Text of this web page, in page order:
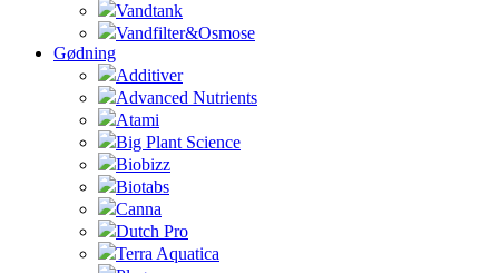
Vandtank
Vandfilter&Osmose
Gødning
Additiver
Advanced Nutrients
Atami
Big Plant Science
Biobizz
Biotabs
Canna
Dutch Pro
Terra Aquatica